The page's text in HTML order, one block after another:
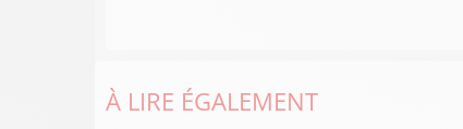
À LIRE ÉGALEMENT